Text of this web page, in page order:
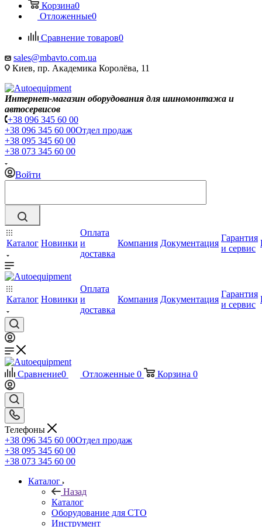
Корзина0
Отложенные0
Сравнение товаров0
sales@mbavto.com.ua
Киев, пр. Академика Королёва, 11
Интернет-магазин оборудования для шиномонтажа и
автосервисов
+38 096 345 60 00
+38 096 345 60 00Отдел продаж
+38 095 345 60 00
+38 073 345 60 00
Войти
Каталог Новинки
Оплата
и
доставка
Компания Документация
Гарантия
и сервис
Каталог Новинки
Оплата
и
доставка
Компания Документация
Гарантия
и сервис
Сравнение0 Отложенные 0 Корзина 0
Телефоны
+38 096 345 60 00Отдел продаж
+38 095 345 60 00
+38 073 345 60 00
Каталог
Назад
Каталог
Оборудование для СТО
Инструмент